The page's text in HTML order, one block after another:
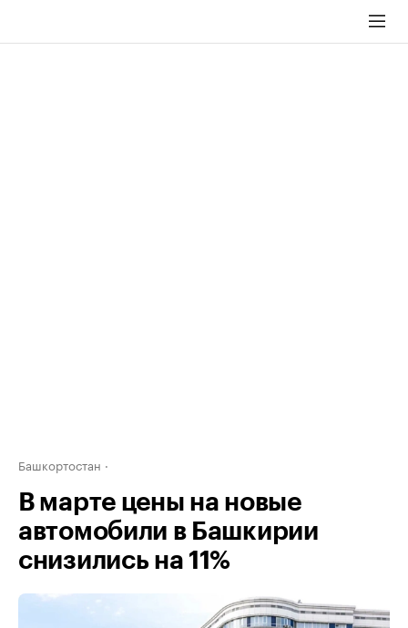
Башкортостан
В марте цены на новые
автомобили в Башкирии
снизились на 11%